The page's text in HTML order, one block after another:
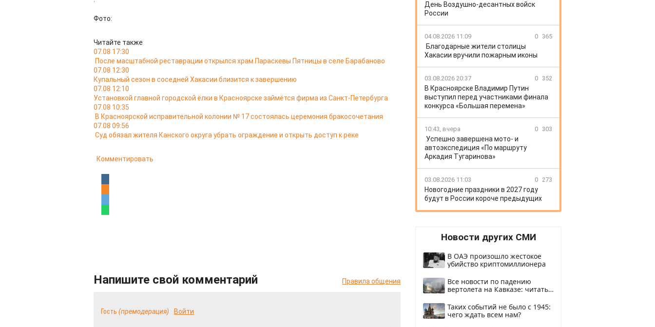
Фото:
Читайте также
07.08 17:30
После масштабной реставрации открылся храм Параскевы Пятницы в селе Барабаново
07.08 12:30
Купальный сезон в соседней Хакасии близится к завершению
07.08 12:10
Установкой главной городской ёлки в Красноярске займётся фирма из Санкт-Петербурга
07.08 10:35
В Красноярской исправительной колонии № 17 состоялась церемония бракосочетания
07.08 09:56
Суд обязал жителя Канского округа убрать ограждение и открыть доступ к реке
Комментировать
Напишите свой комментарий Правила общения
Гость (премодерация) Войти
День Воздушно-десантных войск
России
04.08.2026 11:09 0 365
Благодарные жители столицы
Хакасии вручили пожарным иконы
03.08.2026 20:37 0 352
В Красноярске Владимир Путин
выступил перед участниками финала
конкурса «Большая перемена»
10:43, вчера 0 303
Успешно завершена мото- и
автоэкспедиция «По маршруту
Аркадия Тугаринова»
03.08.2026 11:03 0 273
Новогодние праздники в 2027 году
будут в России короче предыдущих
Новости других СМИ
В ОАЭ произошло жестокое
убийство криптомиллионера
Все новости по падению
вертолета на Кавказе: читать
Таких событий не было с 1945:
чего ждать всем нам?